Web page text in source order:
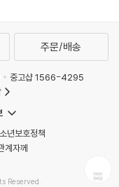
주문/배송
중고샵 1566-4295
년보호정책
계자께
Reserved.